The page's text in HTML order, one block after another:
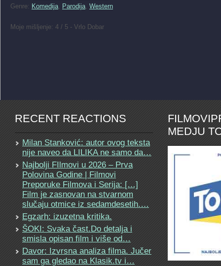
Genre: Komedija, Parodija, Western
Moje mišljenje: 4 / 5 - Vrlo Dobar
RECENT REACTIONS
Milan Stanković: autor ovog teksta
nije naveo da LILIKA ne samo da…
Najbolji FIlmovi u 2026 – Prva
Polovina Godine | Filmovi
Preporuke Filmova i Serija: […]
Film je zasnovan na stvarnom
slučaju otmice iz sedamdesetih.…
Egzarh: izuzetna kritika.
ŠOKI: Svaka čast.Do detalja i
smisla opisan film i više od…
Davor: Izvrsna analiza filma. Jučer
sam ga gledao na Klasik.tv i…
MEDJU